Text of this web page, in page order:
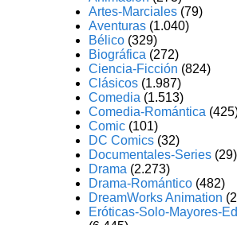
Artes-Marciales (79)
Aventuras (1.040)
Bélico (329)
Biográfica (272)
Ciencia-Ficción (824)
Clásicos (1.987)
Comedia (1.513)
Comedia-Romántica
Comic (101)
DC Comics (32)
Documentales-Series (29)
Drama (2.273)
Drama-Romántico (482)
DreamWorks Animation
Eróticas-Solo-Mayores-